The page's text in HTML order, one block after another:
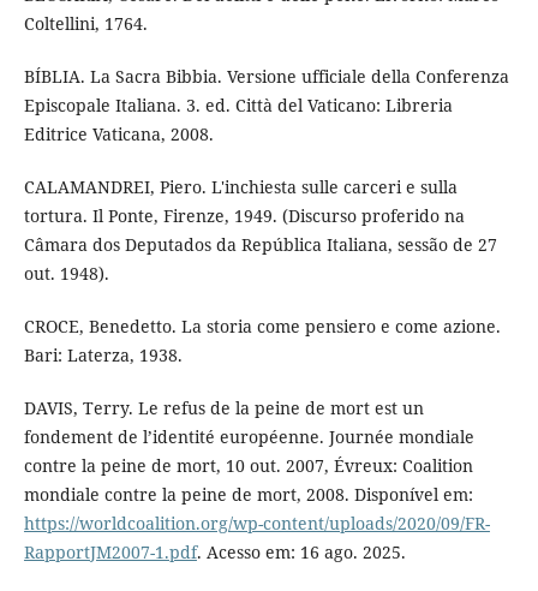
Coltellini, 1764.
BÍBLIA. La Sacra Bibbia. Versione ufficiale della Conferenza
Episcopale Italiana. 3. ed. Città del Vaticano: Libreria
Editrice Vaticana, 2008.
CALAMANDREI, Piero. L'inchiesta sulle carceri e sulla
tortura. Il Ponte, Firenze, 1949. (Discurso proferido na
Câmara dos Deputados da República Italiana, sessão de 27
out. 1948).
CROCE, Benedetto. La storia come pensiero e come azione.
Bari: Laterza, 1938.
DAVIS, Terry. Le refus de la peine de mort est un
fondement de l’identité européenne. Journée mondiale
contre la peine de mort, 10 out. 2007, Évreux: Coalition
mondiale contre la peine de mort, 2008. Disponível em:
https://worldcoalition.org/wp-content/uploads/2020/09/FR-
RapportJM2007-1.pdf. Acesso em: 16 ago. 2025.